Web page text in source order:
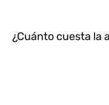
¿Cuánto cuesta la